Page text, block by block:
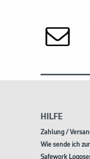
HILFE
Zahlung /
Wie sende ich
Safework